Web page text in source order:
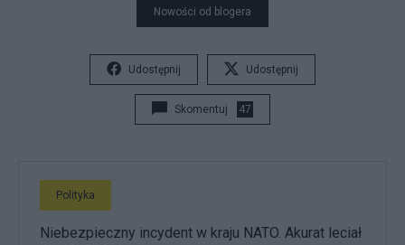
Nowości od blogera
Udostępnij Udostępnij
Skomentuj 47
Polityka
Niebezpieczny incydent w kraju NATO. Akurat leciał